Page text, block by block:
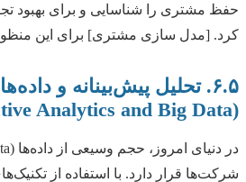
حفظ مشتری را شناسایی و برای بهبود
کرد. [مدل سازی مشتری] برای این
۶.۵. تحلیل پیش‌بینانه و
(Predictive Analytics and Big Data)
شرکت‌ها قرار دارد. با استفاده از